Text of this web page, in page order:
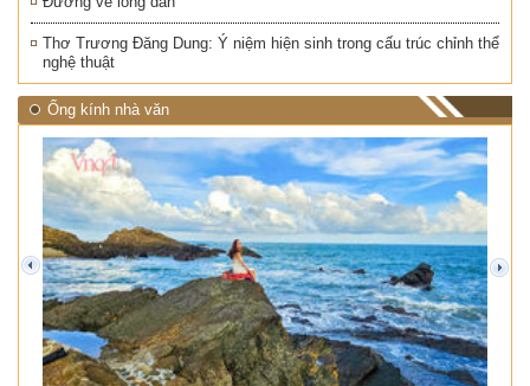
Thơ Trương Đăng Dung: Ý niệm hiện sinh trong cấu trúc chỉnh thể
nghệ thuật
Ống kính nhà văn
prev next